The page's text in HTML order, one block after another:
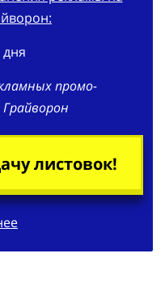
дня
промо-
листовок!